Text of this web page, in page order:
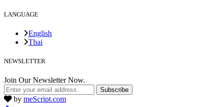
LANGUAGE
English
Thai
NEWSLETTER
Join Our Newsletter Now.
Subscribe
by meScript.com